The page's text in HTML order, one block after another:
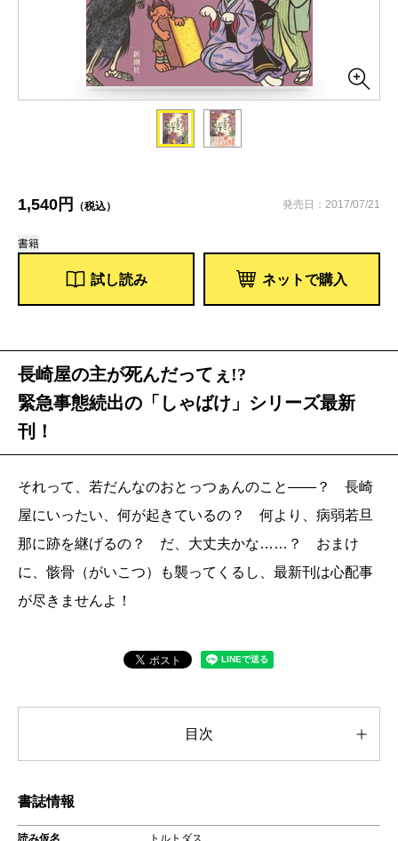
1,540円 （税込） 発売日：2017/07/21
書籍
試し読み ネットで購入
長崎屋の主が死んだってぇ!?
緊急事態続出の「しゃばけ」シリーズ最新
刊！
それって、若だんなのおとっつぁんのこと――？ 長崎
屋にいったい、何が起きているの？ 何より、病弱若旦
那に跡を継げるの？ だ、大丈夫かな……？ おまけ
に、骸骨（がいこつ）も襲ってくるし、最新刊は心配事
が尽きませんよ！
目次
書誌情報
読み仮名 トルトダス